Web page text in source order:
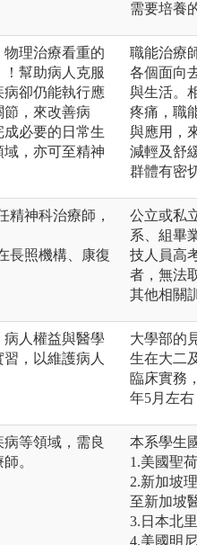
需要培養
理治療看重的
幫助病人克服
病卻仍能執行應
，來改善病
必要的日常生
，亦可至精神
職能治療
各個面向
與生活。
疼痛，職
與應用，
減輕及舒
群體有密
精神科治療師，
長照機構、康復
公立或私
系、組畢
技人員高
者，無法
其他相關
人權益與醫學
，以維護病人
大學部的
生在大二
臨床實務
年5月左
等領域，需良
。
本系學生
1.美國聖
2.新加坡
至新加坡
3.日本北
4.美國明